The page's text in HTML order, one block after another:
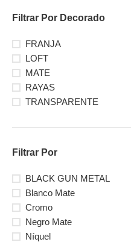
Filtrar Por Decorado
FRANJA
LOFT
MATE
RAYAS
TRANSPARENTE
Filtrar Por
BLACK GUN METAL
Blanco Mate
Cromo
Negro Mate
Níquel